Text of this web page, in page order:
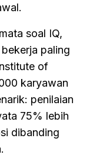
soal IQ,
paling
of
karyawan
penilaian
75% lebih
dibanding